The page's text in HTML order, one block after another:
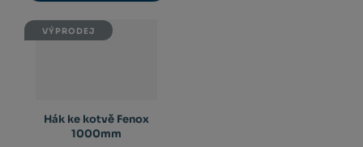
VÝPRODEJ
Hák ke kotvě Fenox
1000mm